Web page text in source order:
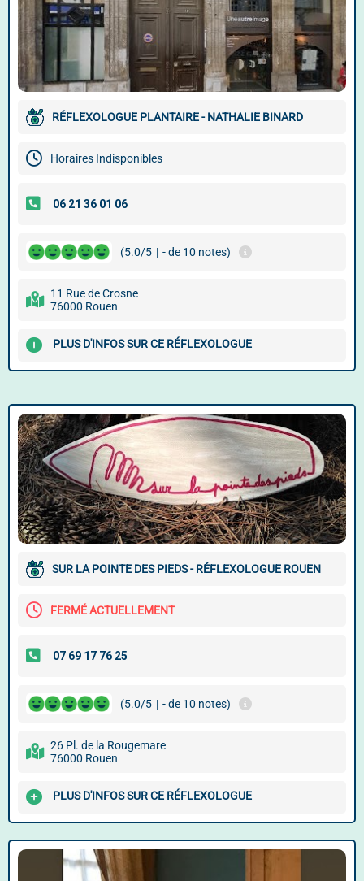
RÉFLEXOLOGUE PLANTAIRE - NATHALIE BINARD
Horaires Indisponibles
(5.0/5 | - de 10 notes)
11 Rue de Crosne
76000 Rouen
PLUS D'INFOS SUR CE RÉFLEXOLOGUE
SUR LA POINTE DES PIEDS - RÉFLEXOLOGUE ROUEN
FERMÉ ACTUELLEMENT
(5.0/5 | - de 10 notes)
26 Pl. de la Rougemare
76000 Rouen
PLUS D'INFOS SUR CE RÉFLEXOLOGUE